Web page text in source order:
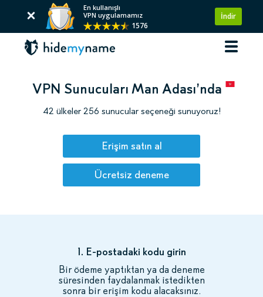
En kullanışlı
VPN uygulamamız
1576
İndir
VPN Sunucuları Man Adası’nda
42 ülkeler 256 sunucular seçeneği sunuyoruz!
Erişim satın al
Ücretsiz deneme
1. E-postadaki kodu girin
Bir ödeme yaptıktan ya da deneme
süresinden faydalanmak istedikten
sonra bir erişim kodu alacaksınız.